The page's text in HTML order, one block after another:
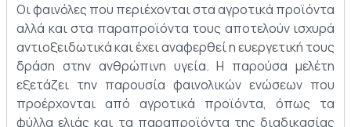
Οι φαινόλες που περιέχονται στα αγροτικά προϊόντα
αλλά και στα παραπροϊόντα τους αποτελούν ισχυρά
αντιοξειδωτικά και έχει αναφερθεί η ευεργετική τους
δράση στην ανθρώπινη υγεία. Η παρούσα μελέτη
εξετάζει την παρουσία φαινολικών ενώσεων που
προέρχονται από αγροτικά προϊόντα, όπως τα
φύλλα ελιάς και τα παραπροϊόντα της διαδικασίας